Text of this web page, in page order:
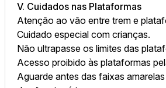
V. Cuidados nas Plataformas
Atenção ao vão entre trem e
Cuidado especial com crianças.
Não ultrapasse os limites das
Acesso proibido às plataformas
Aguarde antes das faixas